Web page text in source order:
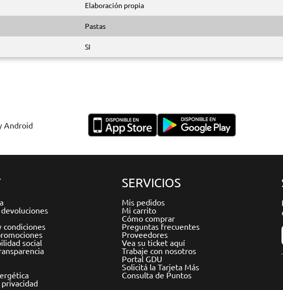
Elaboración propia
Pastas
SI
Android
condiciones
social
SERVICIOS
Mis pedidos
Mi carrito
Cómo comprar
Preguntas frecuentes
Proveedores
Vea su ticket aquí
Trabaje con nosotros
Portal GDU
Solicitá la Tarjeta Más
Consulta de Puntos